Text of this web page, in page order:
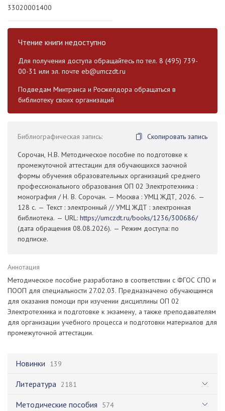
Новинки 139
Литература 2181
Методические пособия 574
33020001400
Чтение книги недоступно
Для получения доступа обращайтесь по тел. 8 (495) 739-
00-31 или эл. почте eb@umczdt.ru
Подведам Минтранса и Росжелдора обращаться в
библиотеку своих организаций
Библиографическая запись:
Скопировать запись
Сорочан, Н.В. Методическое пособие по подготовке к
промежуточной аттестации для обучающихся заочной
формы обучения образовательных организаций среднего
профессионального образования ОП 02 Электротехника :
монография / Н. В. Сорочан. — Москва : УМЦ ЖДТ, 2026. —
128 с. — Текст : электронный // УМЦ ЖДТ : электронная
библиотека. — URL: https://umczdt.ru/books/1236/300686/
(дата обращения 08.08.2026). — Режим доступа: по
подписке.
Аннотация
Методическое пособие разработано в соответствии с ФГОС СПО и
ПООП для специальности 27.02.03. Предназначено обучающимся
для оказания помощи при изучении дисциплины ОП 02
Электротехника и подготовке к экзамену, а также преподавателям
для организации учебного процесса и подготовки материалов для
промежуточной аттестации.